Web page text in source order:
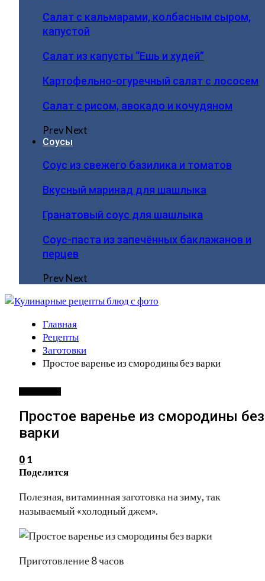
Салат с кальмарами, колбасным сыром,
капустой
Салат из капусты “Ешь и худей”
Картофельно-огуречный салат с лососем
Салат с рисом, авокадо и кочудяном
PrevNext
Соусы
Соус из свежего базилика и томатов
Вкусный маринад для шашлыка
Гранатовый соус для шашлыка
Соус-паста из запечённых баклажанов и
перцев
PrevNext
Главная
Рецепты
Заготовки
Простое варенье из смородины без варки
Простое варенье из смородины без
варки
0 1
Поделится
Полезная, витаминная заготовка на зиму, так
называемый «холодный джем».
Приготовление 8 часов